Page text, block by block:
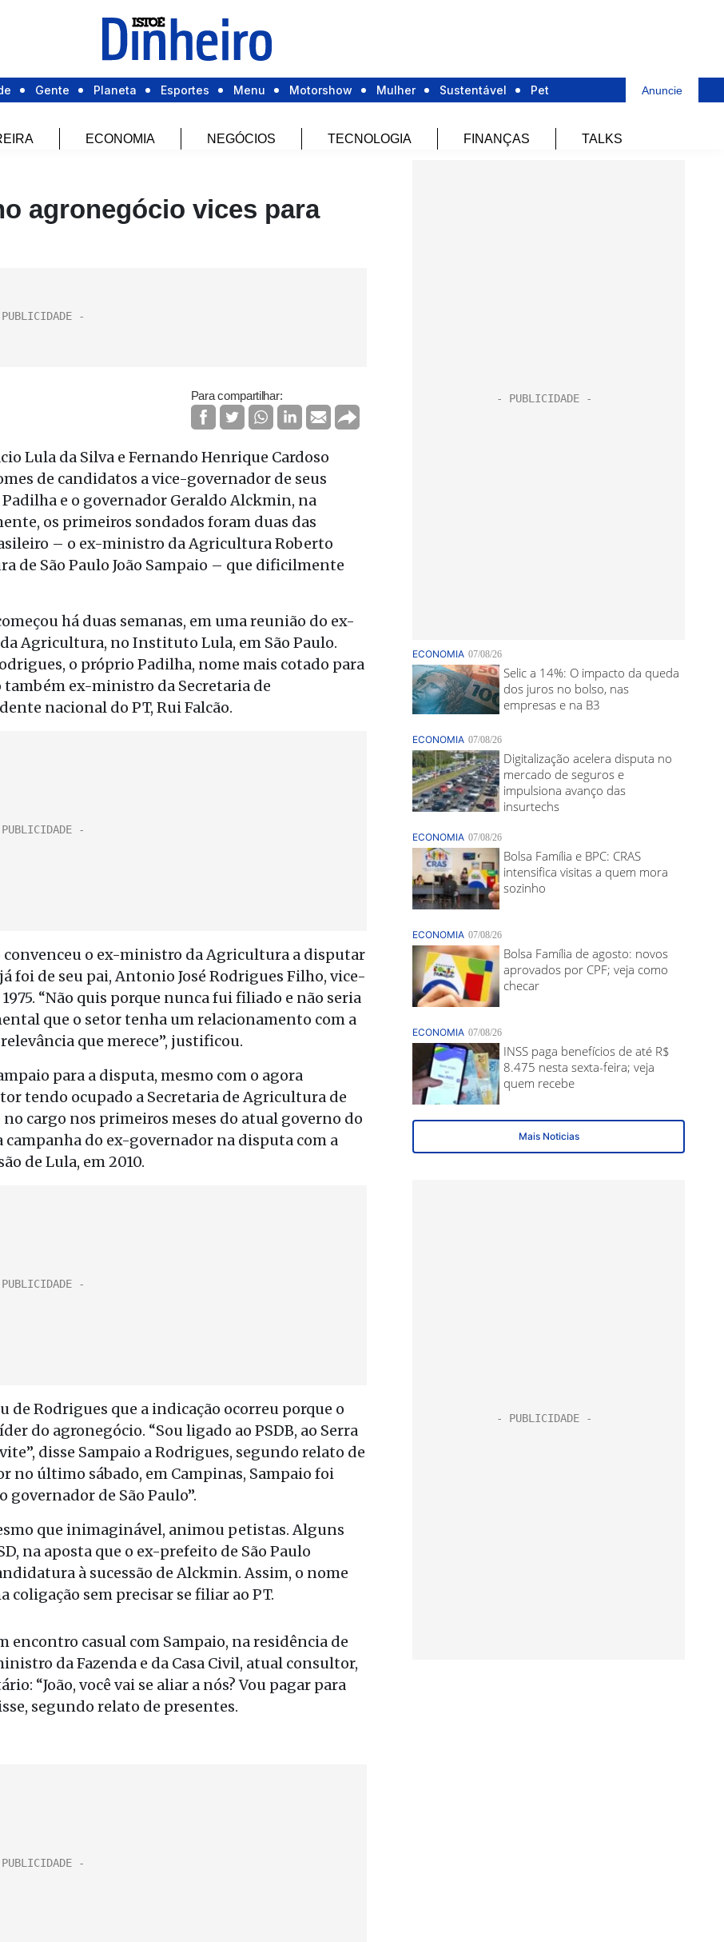
Gente Planeta Esportes Menu Motorshow Mulher Sustentável Pet Anuncie
ECONOMIA NEGÓCIOS TECNOLOGIA FINANÇAS TALKS
agronegócio vices para
Para compartilhar:
Lula da Silva e Fernando Henrique Cardoso
de candidatos a vice-governador de seus
e o governador Geraldo Alckmin, na
os primeiros sondados foram duas das
– o ex-ministro da Agricultura Roberto
de São Paulo João Sampaio – que dificilmente
há duas semanas, em uma reunião do ex-
Agricultura, no Instituto Lula, em São Paulo.
o próprio Padilha, nome mais cotado para
também ex-ministro da Secretaria de
nacional do PT, Rui Falcão.
o ex-ministro da Agricultura a disputar
foi de seu pai, Antonio José Rodrigues Filho, vice-
“Não quis porque nunca fui filiado e não seria
que o setor tenha um relacionamento com a
que merece”, justificou.
para a disputa, mesmo com o agora
tendo ocupado a Secretaria de Agricultura de
cargo nos primeiros meses do atual governo do
do ex-governador na disputa com a
de Lula, em 2010.
de Rodrigues que a indicação ocorreu porque o
do agronegócio. “Sou ligado ao PSDB, ao Serra
disse Sampaio a Rodrigues, segundo relato de
no último sábado, em Campinas, Sampaio foi
de São Paulo”.
que inimaginável, animou petistas. Alguns
na aposta que o ex-prefeito de São Paulo
à sucessão de Alckmin. Assim, o nome
sem precisar se filiar ao PT.
encontro casual com Sampaio, na residência de
da Fazenda e da Casa Civil, atual consultor,
“João, você vai se aliar a nós? Vou pagar para
segundo relato de presentes.